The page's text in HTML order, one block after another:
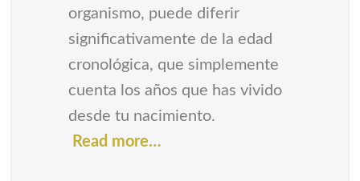
organismo, puede diferir
significativamente de la edad
cronológica, que simplemente
cuenta los años que has vivido
desde tu nacimiento.
Read more…